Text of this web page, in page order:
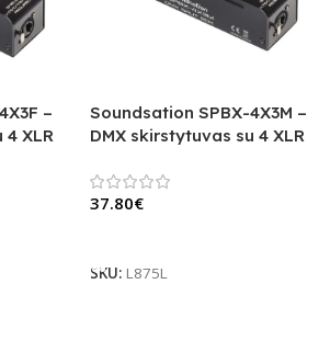
–
4 XLR
Soundsation SPBX-4X3M –
DMX skirstytuvas su 4 XLR
37.80€
SKU: L875L